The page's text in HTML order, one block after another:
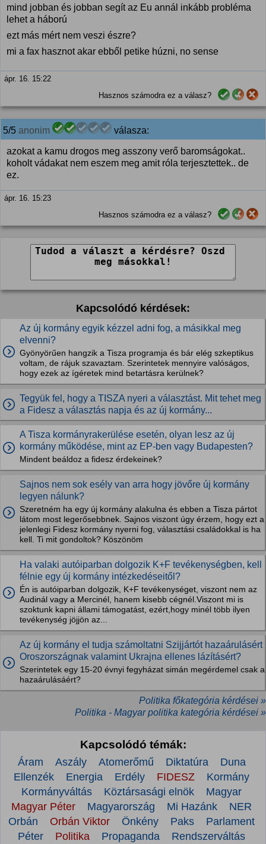
mind jobban és jobban segít az Eu annál inkább probléma
lehet a háború
ezt más mért nem veszi észre?
mi a fax hasznot akar ebből petike húzni, no sense
ápr. 16. 15:22
Hasznos számodra ez a válasz?
5/5 anonim válasza:
azokat a kamu drogos meg asszony verő baromságokat..
koholt vádakat nem eszem meg amit róla terjesztettek.. de
ez.
ápr. 16. 15:23
Hasznos számodra ez a válasz?
Kapcsolódó kérdések:
Az új kormány egyik kézzel adni fog, a másikkal meg
elvenni?
Gyönyörűen hangzik a Tisza programja és bár elég szkeptikus
voltam, de rájuk szavaztam. Szerintetek mennyire valóságos,
hogy ezek az ígéretek mind betartásra kerülnek?
Tegyük fel, hogy a TISZA nyeri a választást. Mit tehet meg
a Fidesz a választás napja és az új kormány...
A Tisza kormányrakerülése esetén, olyan lesz az új
kormány működése, mint az EP-ben vagy Budapesten?
Mindent beáldoz a fidesz érdekeinek?
Sajnos nem sok esély van arra hogy jövőre új kormány
legyen nálunk?
Szeretném ha egy új kormány alakulna és ebben a Tisza pártot
látom most legerősebbnek. Sajnos viszont úgy érzem, hogy ezt a
jelenlegi Fidesz kormány nyerni fog, választási családokkal is ha
kell. Ti mit gondoltok? Köszönöm
Ha valaki autóiparban dolgozik K+F tevékenységben, kell
félnie egy új kormány intézkedéseitől?
Én is autóiparban dolgozik, K+F tevékenységet, viszont nem az
Audinál vagy a Mercinél, hanem kisebb cégnél.Viszont mi is
szoktunk kapni állami támogatást, ezért,hogy minél több ilyen
tevékenység jöjjön az...
Az új kormány el tudja számoltatni Szijjártót hazaárulásért
Oroszországnak valamint Ukrajna ellenes lázításért?
Szerintetek egy 15-20 évnyi fegyházat simán megérdemel csak a
hazaárulásáért?
Politika főkategória kérdései »
Politika - Magyar politika kategória kérdései »
Kapcsolódó témák:
Áram Aszály Atomerőmű Diktatúra
Duna
Ellenzék
Energia Erdély FIDESZ
Kormány
Kormányváltás
Köztársasági elnök
Magyar
Magyar Péter
Magyarország Mi Hazánk
NER
Orbán
Orbán Viktor Önkény Paks
Parlament
Péter
Politika Propaganda Rendszerváltás